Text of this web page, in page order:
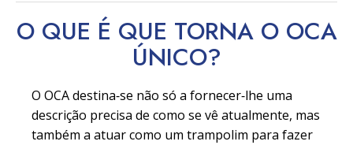
O QUE É QUE TORNA O OCA
ÚNICO?
O OCA destina‑se não só a fornecer‑lhe uma
descrição precisa de como se vê atualmente, mas
também a atuar como um trampolim para fazer